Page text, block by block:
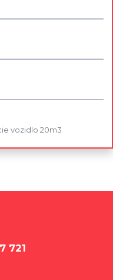
vozidlo 20m3
721